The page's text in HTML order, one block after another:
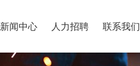
新闻中心 人力招聘 联系我们